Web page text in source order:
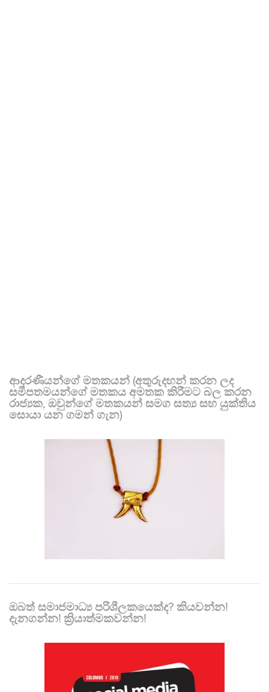
ආදරණීයන්ගේ මතකයන් (අතුරුදහන් කරන ලද
සමීපතමයන්ගේ මතකය අමතක කිරීමට බල කරන
රාජ්‍යක, ඔවුන්ගේ මතකයන් සමග සත්‍ය සහ යුක්තිය
සොයා යන ගමන් ගැන)
ඔබත් සමාජමාධ්‍ය පරිශීලකයෙක්ද? කියවන්න!
දැනගන්න! ක්‍රියාත්මකවන්න!